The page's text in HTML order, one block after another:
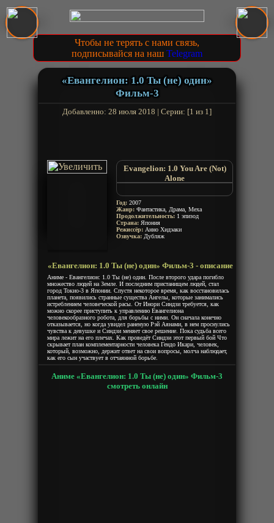
Чтобы не терять с нами связь,
подписывайся на наш Telegram
«Евангелион: 1.0 Ты (не) один»
Фильм-3
Добавленно: 28 июля 2018 | Серии: [1 из 1]
Evangelion: 1.0 You Are (Not)
Alone
Евангелион по-новому. Фильм
первый
Год: 2007
Жанр: Фантастика, Драма, Меха
Продолжительность: 1 эпизод
Страна: Япония
Режиссёр: Анно Хидэаки
Озвучка: Дубляж
«Евангелион: 1.0 Ты (не) один» Фильм-3 - описание
Аниме - Евангелион: 1.0 Ты (не) один. После второго удара погибло
множество людей на Земле. И последним пристанищем людей, стал
город Токио-3 в Японии. Спустя некоторое время, как восстановилась
планета, появились странные существа Ангелы, которые занимались
истреблением человеческой расы. От Инори Синдзи требуется, как
можно скорее приступить к управлению Евангелиона
человекообразного робота, для борьбы с ними. Он сначала конечно
отказывается, но когда увидел раненую Рэй Аянами, в нем проснулись
чувства к девушке и Синдзи меняет свое решение. Пока судьба всего
мира лежит на его плечах. Как проведёт Синдзи этот первый бой Что
скрывает план комплементарности человека Гендо Икари, человек,
который, возможно, держит ответ на свои вопросы, молча наблюдает,
как его сын участвует в отчаянной борьбе.
Аниме «Евангелион: 1.0 Ты (не) один» Фильм-3
смотреть онлайн